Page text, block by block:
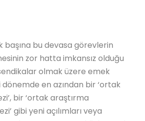
başına bu devasa görevlerin
zor hatta imkansız olduğu
olmak üzere emek
en azından bir ‘ortak
bir ‘ortak araştırma
gibi yeni açılımları veya